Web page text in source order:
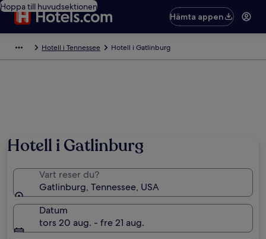
Hoppa till huvudsektionen
Hämta appen
Hotell i Tennessee Hotell i Gatlinburg
Hotell i Gatlinburg
Vart reser du?
Gatlinburg, Tennessee, USA
Datum
tors 20 aug. - fre 21 aug.